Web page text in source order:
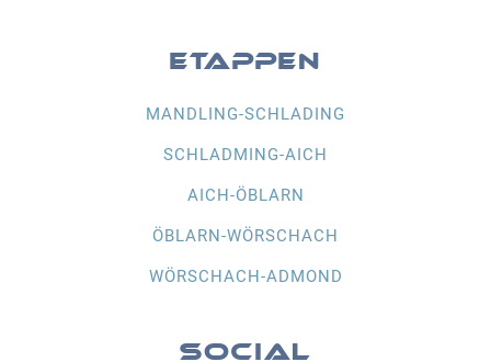
ETAPPEN
MANDLING-SCHLADING
SCHLADMING-AICH
AICH-ÖBLARN
ÖBLARN-WÖRSCHACH
WÖRSCHACH-ADMOND
SOCIAL